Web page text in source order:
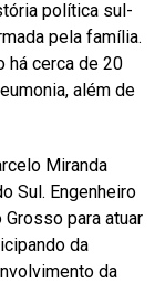
política sul-
pela família.
há cerca de 20
além de
Miranda
Sul. Engenheiro
para atuar
da
da